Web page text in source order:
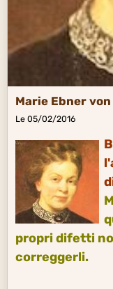
Marie Ebner
Le 05/02/2016
propri difetti
correggerli.